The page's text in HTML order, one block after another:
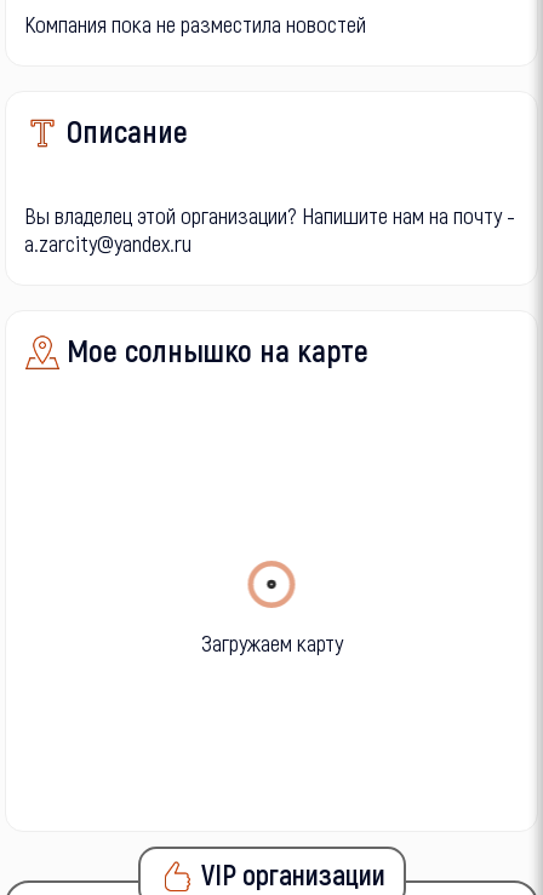
Компания пока не разместила новостей
Описание
Вы владелец этой организации? Напишите нам на почту -
a.zarcity@yandex.ru
Мое солнышко на карте
Загружаем карту
VIP организации